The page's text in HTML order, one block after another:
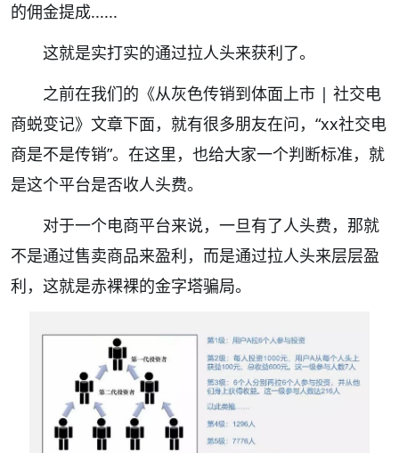
的佣金提成......
这就是实打实的通过拉人头来获利了。
之前在我们的《从灰色传销到体面上市 | 社交电
商蜕变记》文章下面，就有很多朋友在问，“xx社交电
商是不是传销”。在这里，也给大家一个判断标准，就
是这个平台是否收人头费。
对于一个电商平台来说，一旦有了人头费，那就
不是通过售卖商品来盈利，而是通过拉人头来层层盈
利，这就是赤裸裸的金字塔骗局。